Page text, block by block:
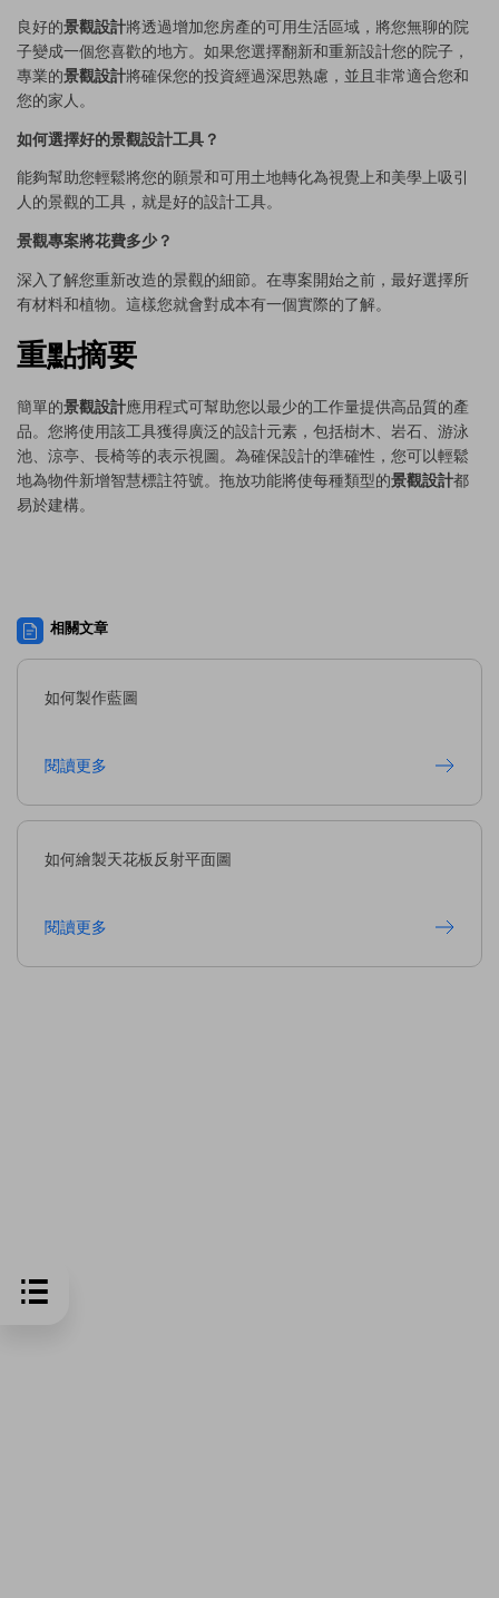
良好的景觀設計將透過增加您房產的可用生活區域，將您無聊的院
子變成一個您喜歡的地方。如果您選擇翻新和重新設計您的院子，
專業的景觀設計將確保您的投資經過深思熟慮，並且非常適合您和
您的家人。
如何選擇好的景觀設計工具？
能夠幫助您輕鬆將您的願景和可用土地轉化為視覺上和美學上吸引
人的景觀的工具，就是好的設計工具。
景觀專案將花費多少？
深入了解您重新改造的景觀的細節。在專案開始之前，最好選擇所
有材料和植物。這樣您就會對成本有一個實際的了解。
重點摘要
簡單的景觀設計應用程式可幫助您以最少的工作量提供高品質的產
品。您將使用該工具獲得廣泛的設計元素，包括樹木、岩石、游泳
池、涼亭、長椅等的表示視圖。為確保設計的準確性，您可以輕鬆
地為物件新增智慧標註符號。拖放功能將使每種類型的景觀設計都
易於建構。
相關文章
如何製作藍圖
閱讀更多
如何繪製天花板反射平面圖
閱讀更多